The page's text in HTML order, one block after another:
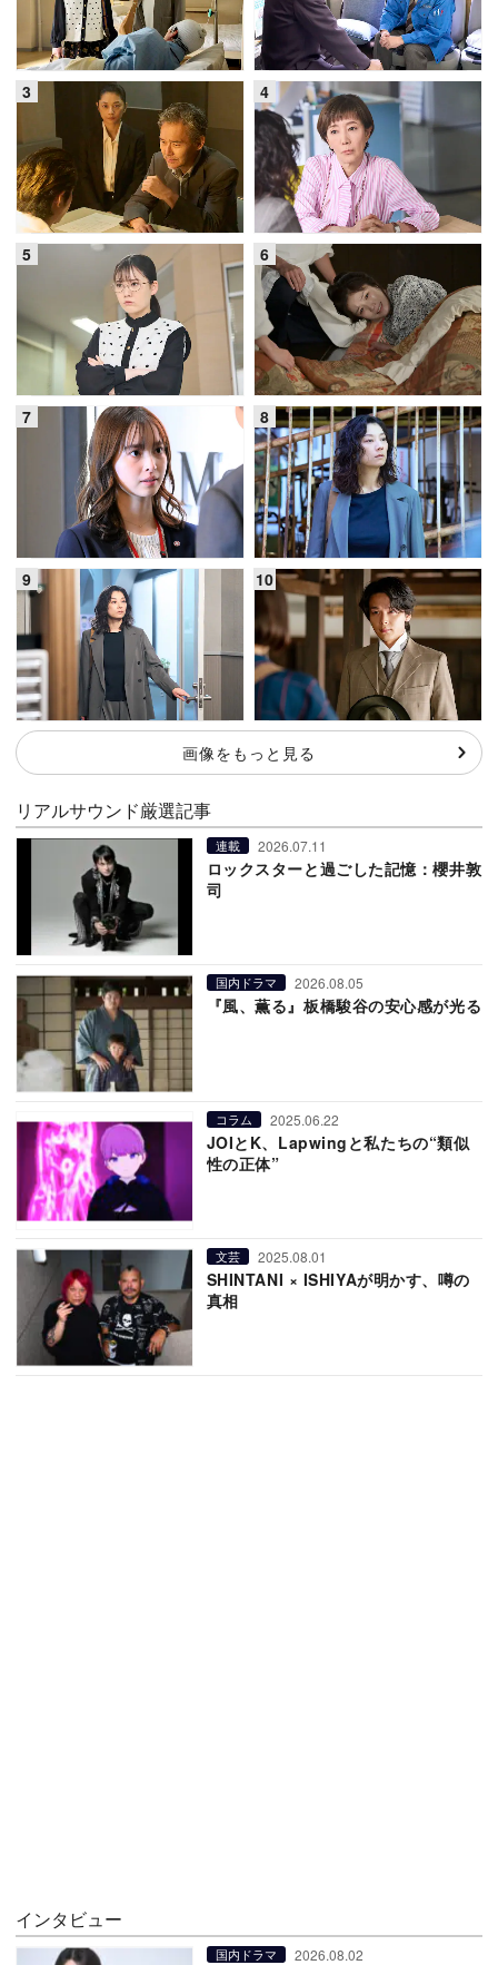
画像をもっと見る
リアルサウンド厳選記事
連載 2026.07.11
ロックスターと過ごした記憶：櫻井敦
司
国内ドラマ 2026.08.05
『風、薫る』板橋駿谷の安心感が光る
コラム 2025.06.22
JOIとK、Lapwingと私たちの“類似
性の正体”
文芸 2025.08.01
SHINTANI × ISHIYAが明かす、噂の
真相
インタビュー
国内ドラマ 2026.08.02